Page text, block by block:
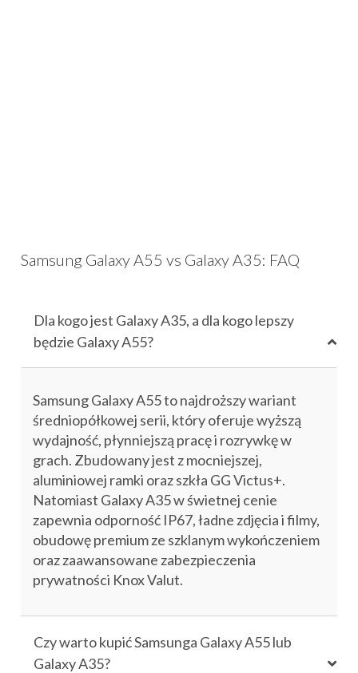
Samsung Galaxy A55 vs Galaxy A35: FAQ
Dla kogo jest Galaxy A35, a dla kogo lepszy
będzie Galaxy A55?
Samsung Galaxy A55 to najdroższy wariant
średniopółkowej serii, który oferuje wyższą
wydajność, płynniejszą pracę i rozrywkę w
grach. Zbudowany jest z mocniejszej,
aluminiowej ramki oraz szkła GG Victus+.
Natomiast Galaxy A35 w świetnej cenie
zapewnia odporność IP67, ładne zdjęcia i filmy,
obudowę premium ze szklanym wykończeniem
oraz zaawansowane zabezpieczenia
prywatności Knox Valut.
Czy warto kupić Samsunga Galaxy A55 lub
Galaxy A35?